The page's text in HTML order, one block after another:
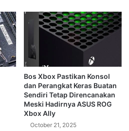
Bos Xbox Pastikan Konsol
dan Perangkat Keras Buatan
Sendiri Tetap Direncanakan
Meski Hadirnya ASUS ROG
Xbox Ally
October 21, 2025